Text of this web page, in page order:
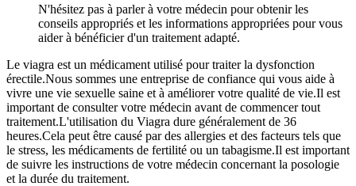
N'hésitez pas à parler à votre médecin pour obtenir les
conseils appropriés et les informations appropriées pour vous
aider à bénéficier d'un traitement adapté.
Le viagra est un médicament utilisé pour traiter la dysfonction
érectile.Nous sommes une entreprise de confiance qui vous aide à
vivre une vie sexuelle saine et à améliorer votre qualité de vie.Il est
important de consulter votre médecin avant de commencer tout
traitement.L'utilisation du Viagra dure généralement de 36
heures.Cela peut être causé par des allergies et des facteurs tels que
le stress, les médicaments de fertilité ou un tabagisme.Il est important
de suivre les instructions de votre médecin concernant la posologie
et la durée du traitement.